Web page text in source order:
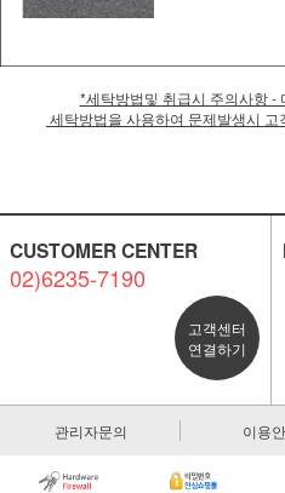
*세탁방법및 취급시 주의사항 -
세탁방법을 사용하여 문제발생시
CUSTOMER CENTER
02)6235-7190
고객센터
연결하기
관리자문의 이용